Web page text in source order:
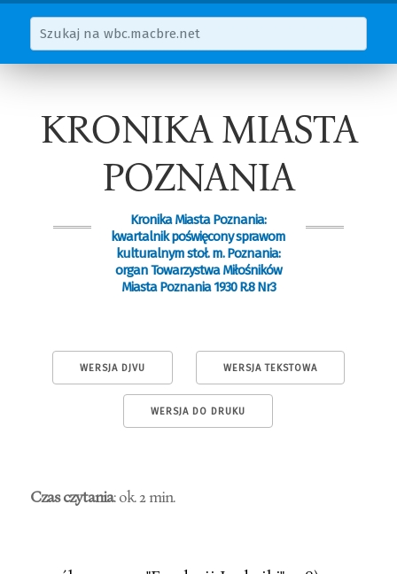
KRONIKA MIASTA
POZNANIA
Kronika Miasta Poznania:
kwartalnik poświęcony sprawom
kulturalnym stoł. m. Poznania:
organ Towarzystwa Miłośników
Miasta Poznania 1930 R.8 Nr3
WERSJA DJVU WERSJA TEKSTOWA
WERSJA DO DRUKU
Czas czytania: ok. 2 min.